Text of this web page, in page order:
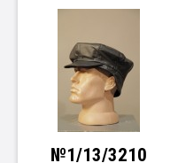
№1/13/3210